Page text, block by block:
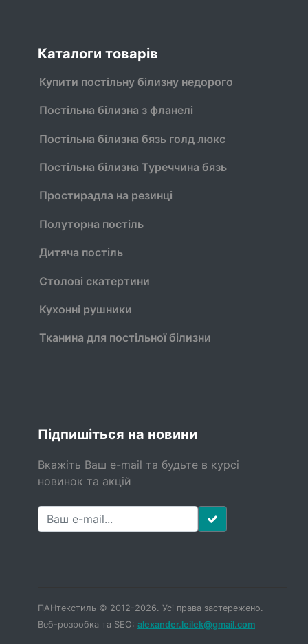
Каталоги товарів
Купити постільну білизну недорого
Постільна білизна з фланелі
Постільна білизна бязь голд люкс
Постільна білизна Туреччина бязь
Простирадла на резинці
Полуторна постіль
Дитяча постіль
Столові скатертини
Кухонні рушники
Тканина для постільної білизни
Підпишіться на новини
Вкажіть Ваш e-mail та будьте в курсі
новинок та акцій
ПАНтекстиль © 2012-2026. Усі права застережено.
Веб-розробка та SEO: alexander.leilek@gmail.com